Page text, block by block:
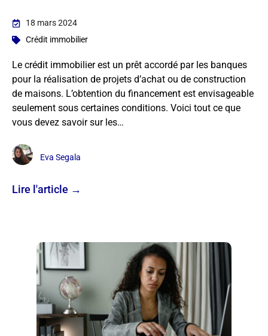
18 mars 2024
Crédit immobilier
Le crédit immobilier est un prêt accordé par les banques
pour la réalisation de projets d’achat ou de construction
de maisons. L’obtention du financement est envisageable
seulement sous certaines conditions. Voici tout ce que
vous devez savoir sur les…
Eva Segala
Lire l'article →